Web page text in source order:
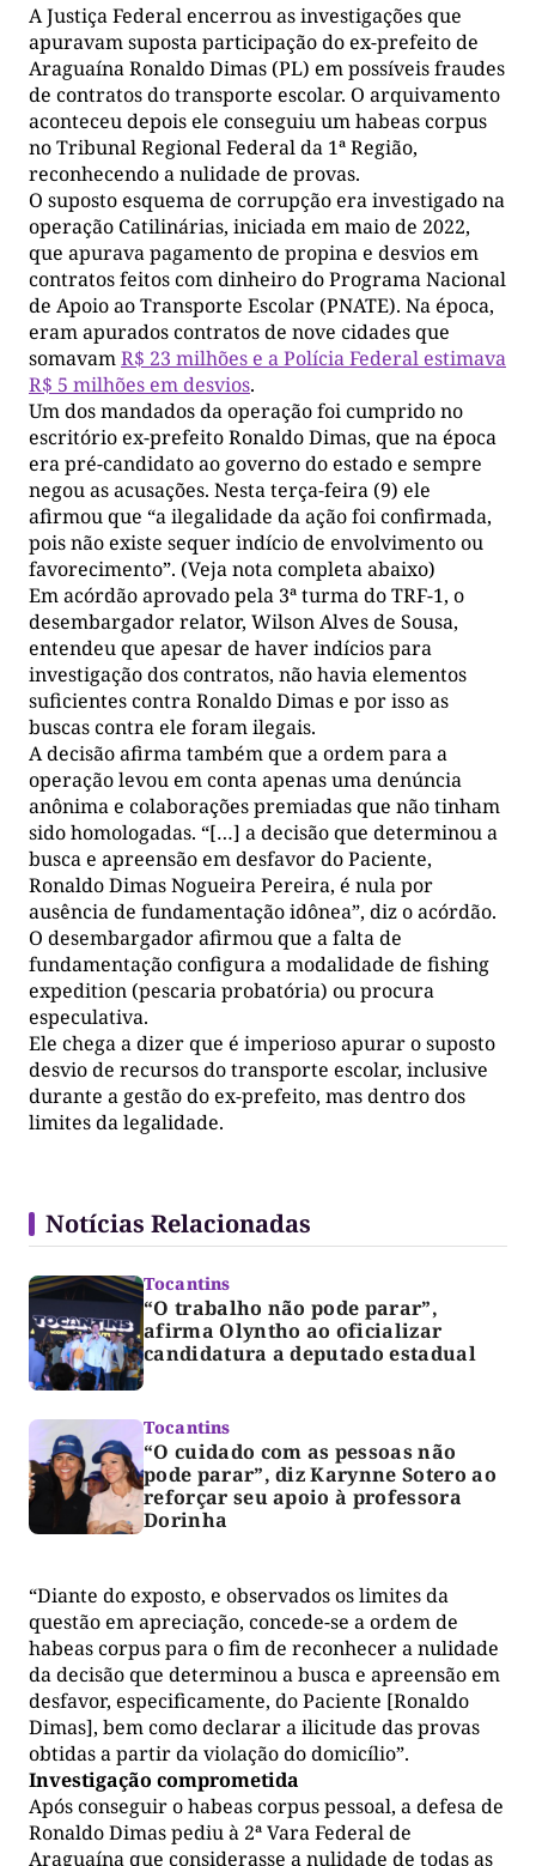
A Justiça Federal encerrou as investigações que
apuravam suposta participação do ex-prefeito de
Araguaína Ronaldo Dimas (PL) em possíveis fraudes
de contratos do transporte escolar. O arquivamento
aconteceu depois ele conseguiu um habeas corpus
no Tribunal Regional Federal da 1ª Região,
reconhecendo a nulidade de provas.
O suposto esquema de corrupção era investigado na
operação Catilinárias, iniciada em maio de 2022,
que apurava pagamento de propina e desvios em
contratos feitos com dinheiro do Programa Nacional
de Apoio ao Transporte Escolar (PNATE). Na época,
eram apurados contratos de nove cidades que
somavamR$ 23 milhões e a Polícia Federal estimava
R$ 5 milhões em desvios.
Um dos mandados da operação foi cumprido no
escritório ex-prefeito Ronaldo Dimas, que na época
era pré-candidato ao governo do estado e sempre
negou as acusações. Nesta terça-feira (9) ele
afirmou que “a ilegalidade da ação foi confirmada,
pois não existe sequer indício de envolvimento ou
favorecimento”. (Veja nota completa abaixo)
Em acórdão aprovado pela 3ª turma do TRF-1, o
desembargador relator, Wilson Alves de Sousa,
entendeu que apesar de haver indícios para
investigação dos contratos, não havia elementos
suficientes contra Ronaldo Dimas e por isso as
buscas contra ele foram ilegais.
A decisão afirma também que a ordem para a
operação levou em conta apenas uma denúncia
anônima e colaborações premiadas que não tinham
sido homologadas. “[…] a decisão que determinou a
busca e apreensão em desfavor do Paciente,
Ronaldo Dimas Nogueira Pereira, é nula por
ausência de fundamentação idônea”, diz o acórdão.
O desembargador afirmou que a falta de
fundamentação configura a modalidade de fishing
expedition (pescaria probatória) ou procura
especulativa.
Ele chega a dizer que é imperioso apurar o suposto
desvio de recursos do transporte escolar, inclusive
durante a gestão do ex-prefeito, mas dentro dos
limites da legalidade.
Notícias Relacionadas
Tocantins
“O trabalho não pode parar”,
afirma Olyntho ao oficializar
candidatura a deputado estadual
Tocantins
“O cuidado com as pessoas não
pode parar”, diz Karynne Sotero ao
reforçar seu apoio à professora
Dorinha
“Diante do exposto, e observados os limites da
questão em apreciação, concede-se a ordem de
habeas corpus para o fim de reconhecer a nulidade
da decisão que determinou a busca e apreensão em
desfavor, especificamente, do Paciente [Ronaldo
Dimas], bem como declarar a ilicitude das provas
obtidas a partir da violação do domicílio”.
Investigação comprometida
Após conseguir o habeas corpus pessoal, a defesa de
Ronaldo Dimas pediu à 2ª Vara Federal de
Araguaína que considerasse a nulidade de todas as